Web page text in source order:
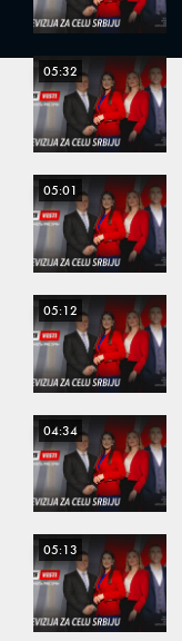
05:32
05:01
05:12
04:34
05:13